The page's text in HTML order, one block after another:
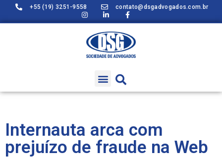
+55 (19) 3251-9558 contato@dsgadvogados.com.br
Internauta arca com
prejuízo de fraude na Web